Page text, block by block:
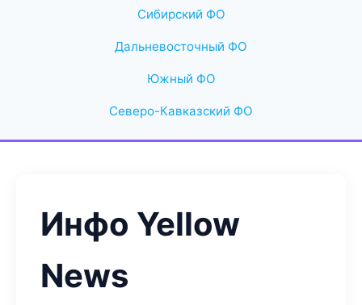
Сибирский ФО
Дальневосточный ФО
Южный ФО
Северо-Кавказский ФО
Инфо Yellow
News